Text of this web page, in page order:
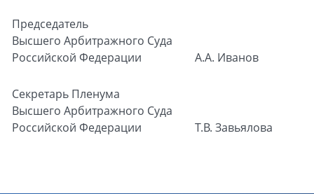
Председатель
Высшего Арбитражного Суда
Российской Федерации
А.А. Иванов
Секретарь Пленума
Высшего Арбитражного Суда
Российской Федерации
Т.В. Завьялова